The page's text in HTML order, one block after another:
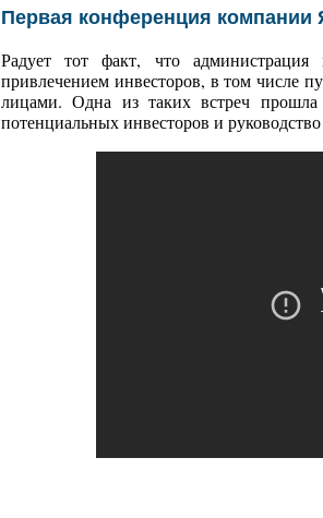
Первая конференция компании
Радует тот факт, что
привлечением инвесторов, в том числе
лицами. Одна из таких встреч
потенциальных инвесторов и